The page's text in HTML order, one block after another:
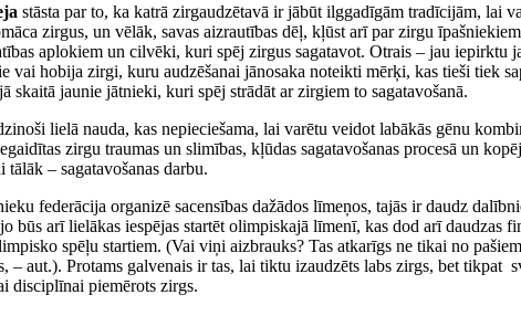
stāsta par to, ka katrā zirgaudzētavā ir jābūt ilggadīgām tradīcijām, lai
zirgus, un vēlāk, savas aizrautības dēļ, kļūst arī par zirgu
aplokiem un cilvēki, kuri spēj zirgus sagatavot. Otrais – jau iepirktu
vai hobija zirgi, kuru audzēšanai jānosaka noteikti mērķi, kas tieši tiek
jaunie jātnieki, kuri spēj strādāt ar zirgiem to sagatavošanā.
lielā nauda, kas nepieciešama, lai varētu veidot labākās gēnu
zirgu traumas un slimības, kļūdas sagatavošanas procesā un
– sagatavošanas darbu.
federācija organizē sacensības dažādos līmeņos, tajās ir daudz
būs arī lielākas iespējas startēt olimpiskajā līmenī, kas dod arī daudzas
spēļu startiem. (Vai viņi aizbrauks? Tas atkarīgs ne tikai no
– aut.). Protams galvenais ir tas, lai tiktu izaudzēts labs zirgs, bet
disciplīnai piemērots zirgs.